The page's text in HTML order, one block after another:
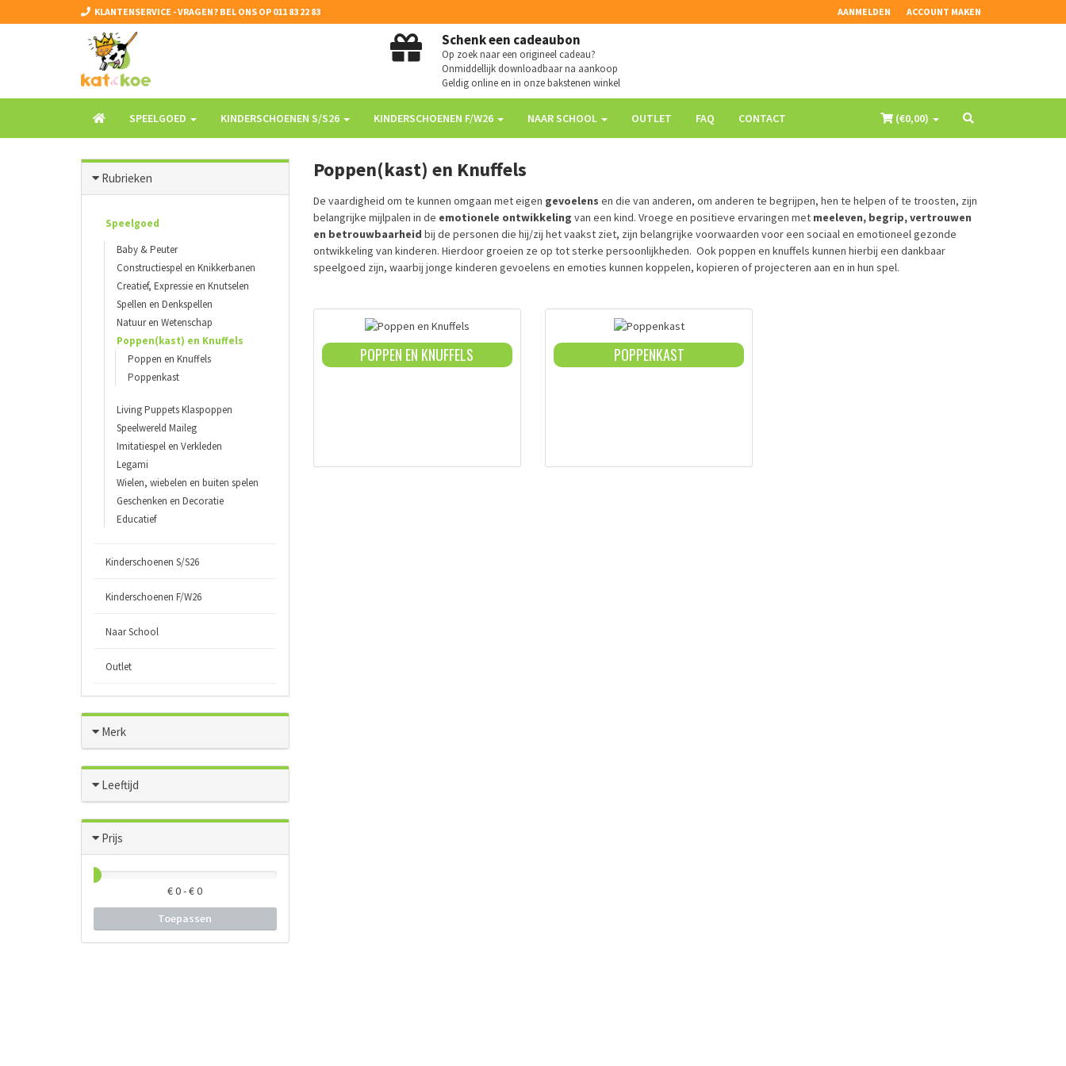
KLANTENSERVICE - VRAGEN? BEL ONS OP 011 83 22 83 AANMELDEN ACCOUNT MAKEN
Schenk een cadeaubon
Op zoek naar een origineel cadeau?
Onmiddellijk downloadbaar na aankoop
Geldig online en in onze bakstenen winkel
SPEELGOED KINDERSCHOENEN S/S26 KINDERSCHOENEN F/W26 NAAR SCHOOL OUTLET FAQ CONTACT (€0,00)
Rubrieken
Speelgoed
Baby & Peuter
Constructiespel en Knikkerbanen
Creatief, Expressie en Knutselen
Spellen en Denkspellen
Natuur en Wetenschap
Poppen(kast) en Knuffels
Poppen en Knuffels
Poppenkast
Living Puppets Klaspoppen
Speelwereld Maileg
Imitatiespel en Verkleden
Legami
Wielen, wiebelen en buiten spelen
Geschenken en Decoratie
Educatief
Kinderschoenen S/S26
Kinderschoenen F/W26
Naar School
Outlet
Merk
Leeftijd
Prijs
€0- €0
Toepassen
Poppen(kast) en Knuffels
De vaardigheid om te kunnen omgaan met eigen gevoelens en die van anderen, om anderen te begrijpen, hen te helpen of te troosten, zijn
belangrijke mijlpalen in de emotionele ontwikkeling van een kind. Vroege en positieve ervaringen met meeleven, begrip, vertrouwen
en betrouwbaarheid bij de personen die hij/zij het vaakst ziet, zijn belangrijke voorwaarden voor een sociaal en emotioneel gezonde
ontwikkeling van kinderen. Hierdoor groeien ze op tot sterke persoonlijkheden. Ook poppen en knuffels kunnen hierbij een dankbaar
speelgoed zijn, waarbij jonge kinderen gevoelens en emoties kunnen koppelen, kopieren of projecteren aan en in hun spel.
POPPEN EN KNUFFELS POPPENKAST